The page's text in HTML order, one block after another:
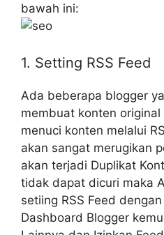
bawah ini:
1. Setting RSS Feed
Ada beberapa blogger
membuat konten
menuci konten melalui
akan sangat merugikan
akan terjadi Duplikat
tidak dapat dicuri maka
setiing RSS Feed
Dashboard Blogger